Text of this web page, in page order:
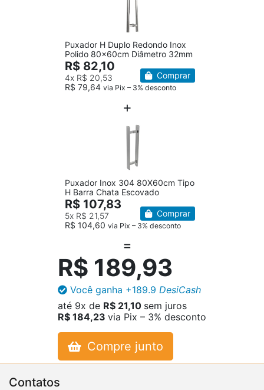
Puxador H Duplo Redondo Inox
Polido 80x60cm Diâmetro 32mm
R$ 82,10
4x R$ 20,53
R$ 79,64 via Pix – 3% desconto
Comprar
Puxador Inox 304 80X60cm Tipo
H Barra Chata Escovado
R$ 107,83
5x R$ 21,57
R$ 104,60 via Pix – 3% desconto
Comprar
R$ 189,93
Você ganha +189.9 DesiCash
até 9x de R$ 21,10 sem juros
R$ 184,23 via Pix – 3% desconto
Compre junto
Contatos